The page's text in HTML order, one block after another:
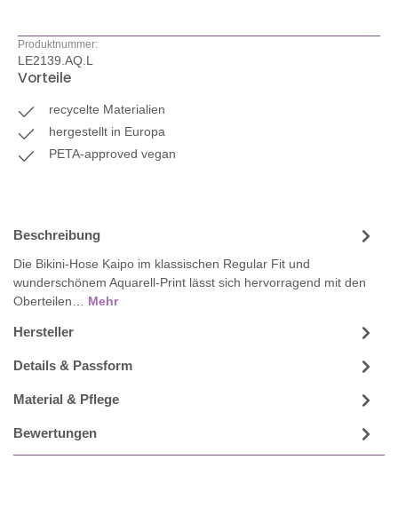
Produktnummer:
LE2139.AQ.L
Vorteile
recycelte Materialien
hergestellt in Europa
PETA-approved vegan
Beschreibung
Die Bikini-Hose Kaipo im klassischen Regular Fit und
wunderschönem Aquarell-Print lässt sich hervorragend mit den
Oberteilen… Mehr
Hersteller
Details & Passform
Material & Pflege
Bewertungen